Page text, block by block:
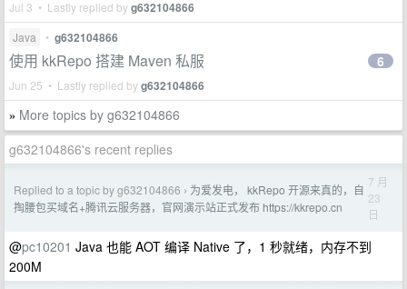
Jul 3 • Lastly replied byg632104866
Java • g632104866
使用 kkRepo 搭建 Maven 私服
Jun 25 • Lastly replied byg632104866
6
» More topics by g632104866
g632104866's recent replies
Replied to a topic by g632104866 › 为爱发电， kkRepo 开源来真的，自
掏腰包买域名+腾讯云服务器，官网演示站正式发布 https://kkrepo.cn
7 月
23
日
@pc10201 Java 也能 AOT 编译 Native 了，1 秒就绪，内存不到
200M